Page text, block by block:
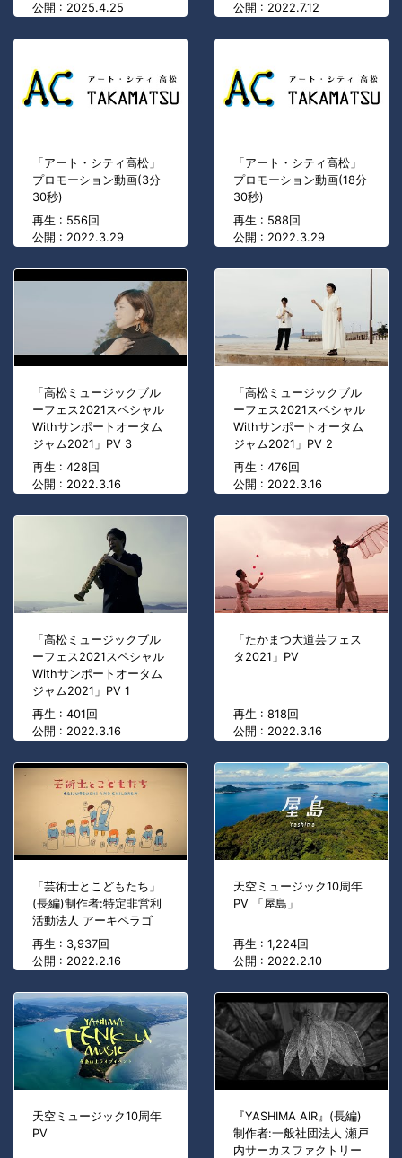
公開 : 2025.4.25
公開 : 2022.7.12
「アート・シティ高松」
プロモーション動画(3分
30秒)
再生 : 556回
公開 : 2022.3.29
「アート・シティ高松」
プロモーション動画(18分
30秒)
再生 : 588回
公開 : 2022.3.29
「高松ミュージックブル
ーフェス2021スペシャル
Withサンポートオータム
ジャム2021」PV 3
再生 : 428回
公開 : 2022.3.16
「高松ミュージックブル
ーフェス2021スペシャル
Withサンポートオータム
ジャム2021」PV 2
再生 : 476回
公開 : 2022.3.16
「高松ミュージックブル
ーフェス2021スペシャル
Withサンポートオータム
ジャム2021」PV 1
再生 : 401回
公開 : 2022.3.16
「たかまつ大道芸フェス
タ2021」PV
再生 : 818回
公開 : 2022.3.16
「芸術士とこどもたち」
(長編)制作者:特定非営利
活動法人 アーキペラゴ
再生 : 3,937回
公開 : 2022.2.16
天空ミュージック10周年
PV 「屋島」
再生 : 1,224回
公開 : 2022.2.10
天空ミュージック10周年
PV
『YASHIMA AIR』(長編)
制作者:一般社団法人 瀬戸
内サーカスファクトリー